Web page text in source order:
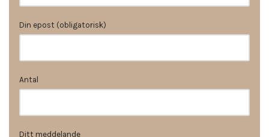
Din epost (obligatorisk)
Antal
Ditt meddelande